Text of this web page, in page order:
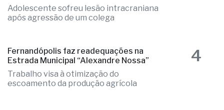
Adolescente sofreu lesão intracraniana
após agressão de um colega
Fernandópolis faz readequações na
Estrada Municipal “Alexandre Nossa”
Trabalho visa à otimização do
escoamento da produção agrícola
4